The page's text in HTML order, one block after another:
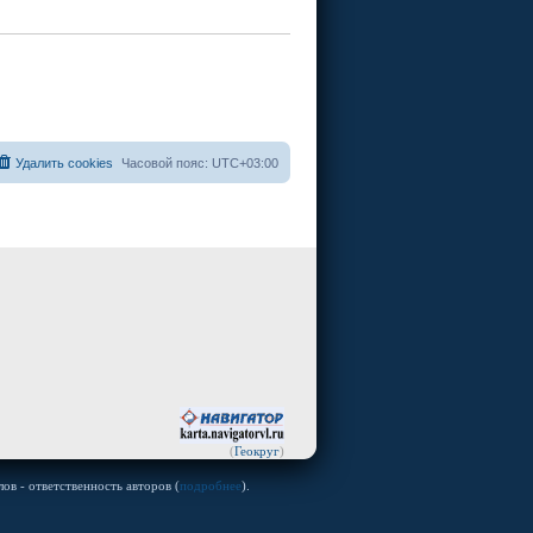
Часовой пояс: UTC+03:00
Удалить cookies
(Геокруг)
- ответственность авторов (подробнее).